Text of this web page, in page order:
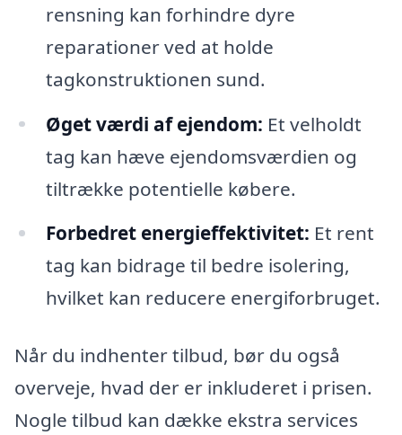
rensning kan forhindre dyre
reparationer ved at holde
tagkonstruktionen sund.
Øget værdi af ejendom: Et velholdt
tag kan hæve ejendomsværdien og
tiltrække potentielle købere.
Forbedret energieffektivitet: Et rent
tag kan bidrage til bedre isolering,
hvilket kan reducere energiforbruget.
Når du indhenter tilbud, bør du også
overveje, hvad der er inkluderet i prisen.
Nogle tilbud kan dække ekstra services